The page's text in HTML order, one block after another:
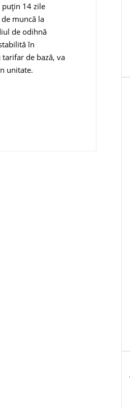
puțin 14 zile
muncă la
de odihnă
în
de bază, va
unitate.